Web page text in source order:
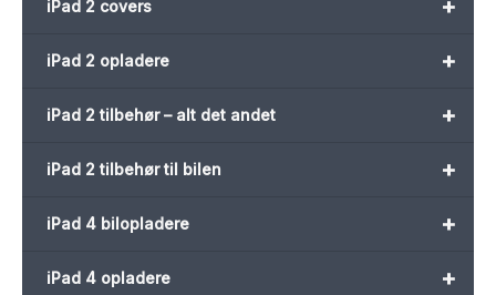
+
iPad 2 covers
+
iPad 2 opladere
+
iPad 2 tilbehør – alt det andet
+
iPad 2 tilbehør til bilen
+
iPad 4 bilopladere
+
iPad 4 opladere